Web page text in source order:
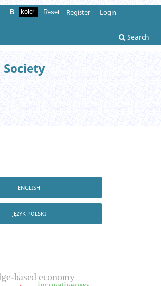
Search
B Reset Register Login
ENGLISH
JĘZYK POLSKI
based economy